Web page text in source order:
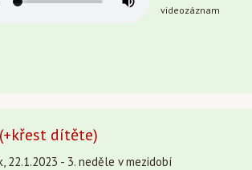
videozáznam
dítěte)
22.1.2023 - 3. neděle v mezidobí